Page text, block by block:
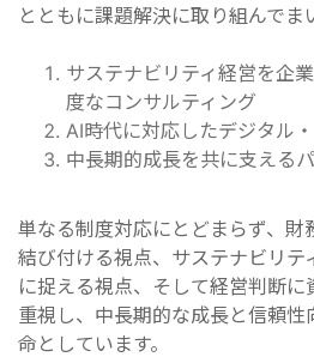
とともに課題解決に取り組んでま
サステナビリティ経営を企
度なコンサルティング
AI時代に対応したデジタル
中長期的成長を共に支える
単なる制度対応にとどまらず、財
結び付ける視点、サステナビリテ
に捉える視点、そして経営判断
重視し、中長期的な成長と信頼
命としています。